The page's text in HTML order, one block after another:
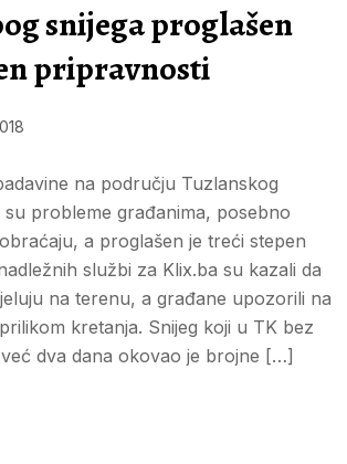
snijega proglašen
pripravnosti
na području Tuzlanskog
probleme građanima, posebno
a proglašen je treći stepen
službi za Klix.ba su kazali da
na terenu, a građane upozorili na
kretanja. Snijeg koji u TK bez
dva dana okovao je brojne […]